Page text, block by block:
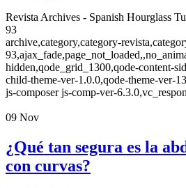
Revista Archives - Spanish Hourglass
93
archive,category,category-
hidden,qode_grid_1300,qode-content-
child-theme-ver-1.0.0,qode-theme-ver-
js-composer js-comp-ver-
09 Nov
¿Qué tan segura es la
con curvas?